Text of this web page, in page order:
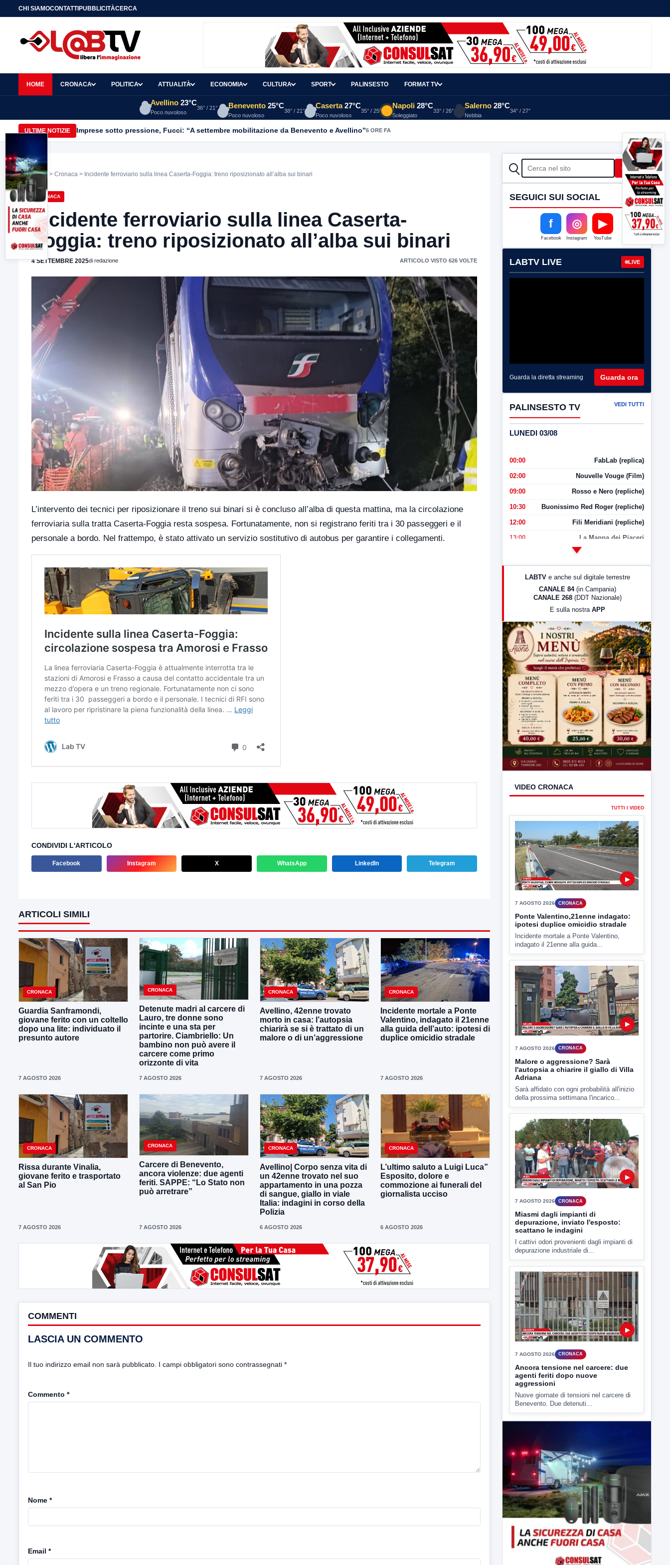
CHI SIAMOCONTATTIPUBBLICITÀCERCA
HOME CRONACA POLITICA ATTUALITÀ ECONOMIA CULTURA SPORT PALINSESTO FORMAT TV
Avellino 23°C
Poco nuvoloso
36° / 21° Benevento 25°C
Poco nuvoloso
38° / 21°
Caserta 27°C
Poco nuvoloso
35° / 25°
Napoli 28°C
Soleggiato
33° / 26°
Salerno 28°C
Nebbia
34° / 27°
ULTIME NOTIZIE Imprese sotto pressione, Fucci: “A settembre mobilitazione da Benevento e Avellino”6 ORE FA
Home > Cronaca > Incidente ferroviario sulla linea Caserta-Foggia: treno riposizionato all’alba sui binari
CRONACA
Incidente ferroviario sulla linea Caserta-
Foggia: treno riposizionato all’alba sui binari
4 SETTEMBRE 2025di redazione ARTICOLO VISTO 626 VOLTE
L’intervento dei tecnici per riposizionare il treno sui binari si è concluso all’alba di questa mattina, ma la circolazione
ferroviaria sulla tratta Caserta-Foggia resta sospesa. Fortunatamente, non si registrano feriti tra i 30 passeggeri e il
personale a bordo. Nel frattempo, è stato attivato un servizio sostitutivo di autobus per garantire i collegamenti.
CONDIVIDI L'ARTICOLO
Facebook Instagram X WhatsApp LinkedIn Telegram
ARTICOLI SIMILI
CRONACA
Guardia Sanframondi,
giovane ferito con un coltello
dopo una lite: individuato il
presunto autore
7 AGOSTO 2026
CRONACA
Detenute madri al carcere di
Lauro, tre donne sono
incinte e una sta per
partorire. Ciambriello: Un
bambino non può avere il
carcere come primo
orizzonte di vita
7 AGOSTO 2026
CRONACA
Avellino, 42enne trovato
morto in casa: l’autopsia
chiarirà se si è trattato di un
malore o di un’aggressione
7 AGOSTO 2026
CRONACA
Incidente mortale a Ponte
Valentino, indagato il 21enne
alla guida dell’auto: ipotesi di
duplice omicidio stradale
7 AGOSTO 2026
CRONACA
Rissa durante Vinalia,
giovane ferito e trasportato
al San Pio
7 AGOSTO 2026
CRONACA
Carcere di Benevento,
ancora violenze: due agenti
feriti. SAPPE: “Lo Stato non
può arretrare”
7 AGOSTO 2026
CRONACA
Avellino| Corpo senza vita di
un 42enne trovato nel suo
appartamento in una pozza
di sangue, giallo in viale
Italia: indagini in corso della
Polizia
6 AGOSTO 2026
CRONACA
L’ultimo saluto a Luigi Luca”
Esposito, dolore e
commozione ai funerali del
giornalista ucciso
6 AGOSTO 2026
COMMENTI
LASCIA UN COMMENTO
Il tuo indirizzo email non sarà pubblicato. I campi obbligatori sono contrassegnati *
Commento *
Nome *
Email *
CERCA Cerca
SEGUICI SUI SOCIAL
f
Facebook
◎
Instagram
▶
YouTube
LABTV LIVE LIVE
Guarda la diretta streaming Guarda ora
PALINSESTO TV VEDI TUTTI
LUNEDI 03/08
00:00 FabLab (replica)
02:00 Nouvelle Vouge (Film)
09:00 Rosso e Nero (repliche)
10:30 Buonissimo Red Roger (repliche)
12:00 Fili Meridiani (repliche)
13:00 La Mappa dei Piaceri
LabNews (Diretta)
23:00 LabNews (replica)
LABTV e anche sul digitale terrestre
CANALE 84 (in Campania)
CANALE 268 (DDT Nazionale)
E sulla nostra APP
TUTTI I VIDEO
▶
Ponte Valentino,21enne indagato:
ipotesi duplice omicidio stradale
Incidente mortale a Ponte Valentino,
indagato il 21enne alla guida...
7 AGOSTO 2026
Malore o aggressione? Sarà
l'autopsia a chiarire il giallo di Villa
Adriana
Sarà affidato con ogni probabilità all'inizio
della prossima settimana l'incarico...
7 AGOSTO 2026 CRONACA
Miasmi dagli impianti di
depurazione, inviato l'esposto:
scattano le indagini
I cattivi odori provenienti dagli impianti di
depurazione industriale di...
▶
7 AGOSTO 2026
Ancora tensione nel carcere: due
agenti feriti dopo nuove
aggressioni
Benevento. Due detenuti...